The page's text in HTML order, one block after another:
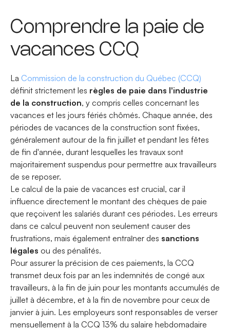
Comprendre la paie de
vacances CCQ
La Commission de la construction du Québec (CCQ)
définit strictement les règles de paie dans l'industrie
de la construction, y compris celles concernant les
vacances et les jours fériés chômés. Chaque année, des
périodes de vacances de la construction sont fixées,
généralement autour de la fin juillet et pendant les fêtes
de fin d'année, durant lesquelles les travaux sont
majoritairement suspendus pour permettre aux travailleurs
de se reposer.
Le calcul de la paie de vacances est crucial, car il
influence directement le montant des chèques de paie
que reçoivent les salariés durant ces périodes. Les erreurs
dans ce calcul peuvent non seulement causer des
frustrations, mais également entraîner des sanctions
légales ou des pénalités.
Pour assurer la précision de ces paiements, la CCQ
transmet deux fois par an les indemnités de congé aux
travailleurs, à la fin de juin pour les montants accumulés de
juillet à décembre, et à la fin de novembre pour ceux de
janvier à juin. Les employeurs sont responsables de verser
mensuellement à la CCQ 13% du salaire hebdomadaire